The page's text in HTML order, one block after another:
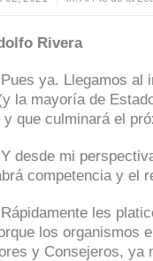
Rivera
Pues ya. Llegamos al
la mayoría de
y que culminará el
mi perspectiva
competencia y el
les platico
los organismos
y Consejeros,